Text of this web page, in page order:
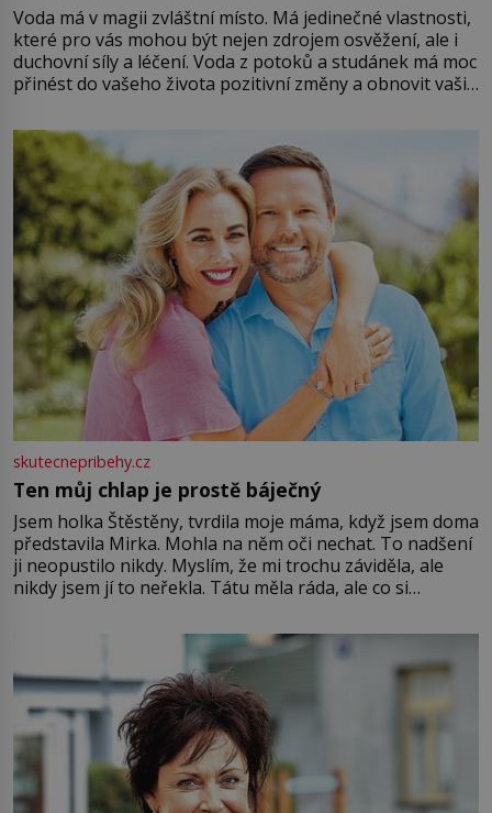
Voda má v magii zvláštní místo. Má jedinečné vlastnosti,
které pro vás mohou být nejen zdrojem osvěžení, ale i
duchovní síly a léčení. Voda z potoků a studánek má moc
přinést do vašeho života pozitivní změny a obnovit vaši
můžete obohatit své rituály a přinést do svého života
větší harmonii a klid. Je důležité
skutecnepribehy.cz
Ten můj chlap je prostě báječný
Jsem holka Štěstěny, tvrdila moje máma, když jsem doma
představila Mirka. Mohla na něm oči nechat. To nadšení
ji neopustilo nikdy. Myslím, že mi trochu záviděla, ale
nikdy jsem jí to neřekla. Tátu měla ráda, ale co si
Jsme spolu moc rádi Tehdy byla jiná doba, když